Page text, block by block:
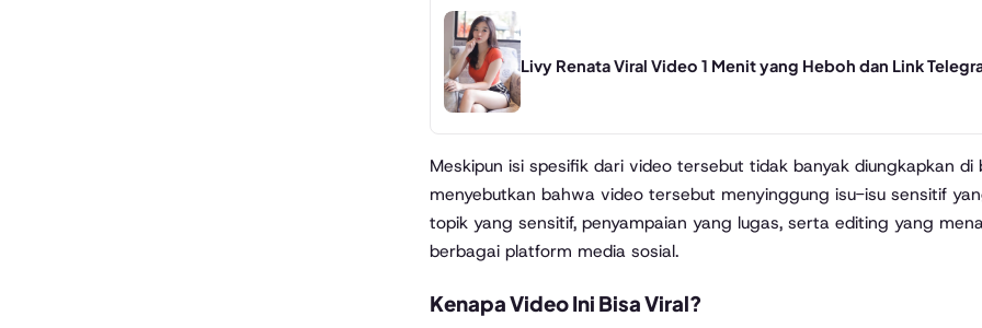
Livy Renata Viral Video 1 Menit yang Heboh dan Link
Meskipun isi spesifik dari video tersebut tidak banyak diungkapkan
menyebutkan bahwa video tersebut menyinggung isu-isu sensitif
topik yang sensitif, penyampaian yang lugas, serta editing yang
berbagai platform media sosial.
Kenapa Video Ini Bisa Viral?